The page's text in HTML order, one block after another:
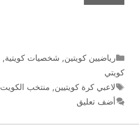
الطرابلسي
منتخبالتصنيفات
رياضيين كويتين, شخصيات كويتية,
كويتي
الوسوم
لاعبي كرة كويتيين, منتخب الكويت
أضف تعليق